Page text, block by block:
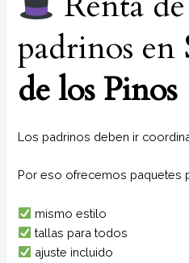
padrinos en
de los Pinos
Los padrinos deben ir
Por eso ofrecemos paquetes
mismo estilo
tallas para todos
ajuste incluido